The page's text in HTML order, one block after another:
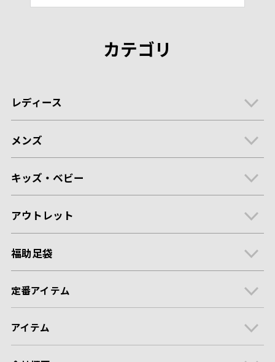
カテゴリ
レディース
メンズ
キッズ・ベビー
アウトレット
福助足袋
定番アイテム
アイテム